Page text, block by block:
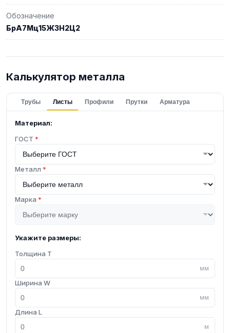
Обозначение
БрА7Мц15Ж3Н2Ц2
Калькулятор металла
Трубы Листы Профили Прутки Арматура
Материал:
ГОСТ *
Металл *
Марка *
Укажите размеры:
Толщина T
мм
Ширина W
мм
Длина L
м